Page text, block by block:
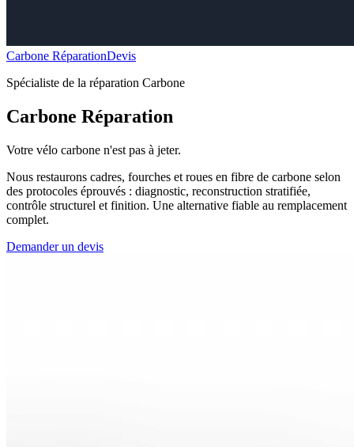
Carbone RéparationDevis
Spécialiste de la réparation Carbone
Carbone Réparation
Votre vélo carbone n'est pas à jeter.
Nous restaurons cadres, fourches et roues en fibre de carbone selon
des protocoles éprouvés : diagnostic, reconstruction stratifiée,
contrôle structurel et finition. Une alternative fiable au remplacement
complet.
Demander un devis